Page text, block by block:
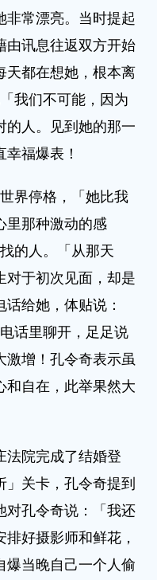
非常漂亮。当时提起
由讯息往返双方开始
天都在想她，根本离
我们不可能，因为
的人。见到她的那一
福爆表！
界停格，「她比我
里那种激动的感
的人。「从那天
对于初次见面，却是
给她，体贴说：
话里聊开，足足说
激增！孔令奇表示虽
和自在，此举果然大
院完成了结婚登
关卡，孔令奇提到
对孔令奇说：「我还
好摄影师和鲜花，
爆当晚自己一个人偷